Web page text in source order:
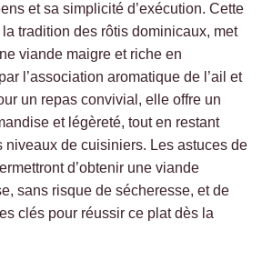
et sa simplicité d’exécution. Cette
tradition des rôtis dominicaux, met
viande maigre et riche en
l’association aromatique de l’ail et
un repas convivial, elle offre un
et légèreté, tout en restant
niveaux de cuisiniers. Les astuces de
d’obtenir une viande
sans risque de sécheresse, et de
clés pour réussir ce plat dès la